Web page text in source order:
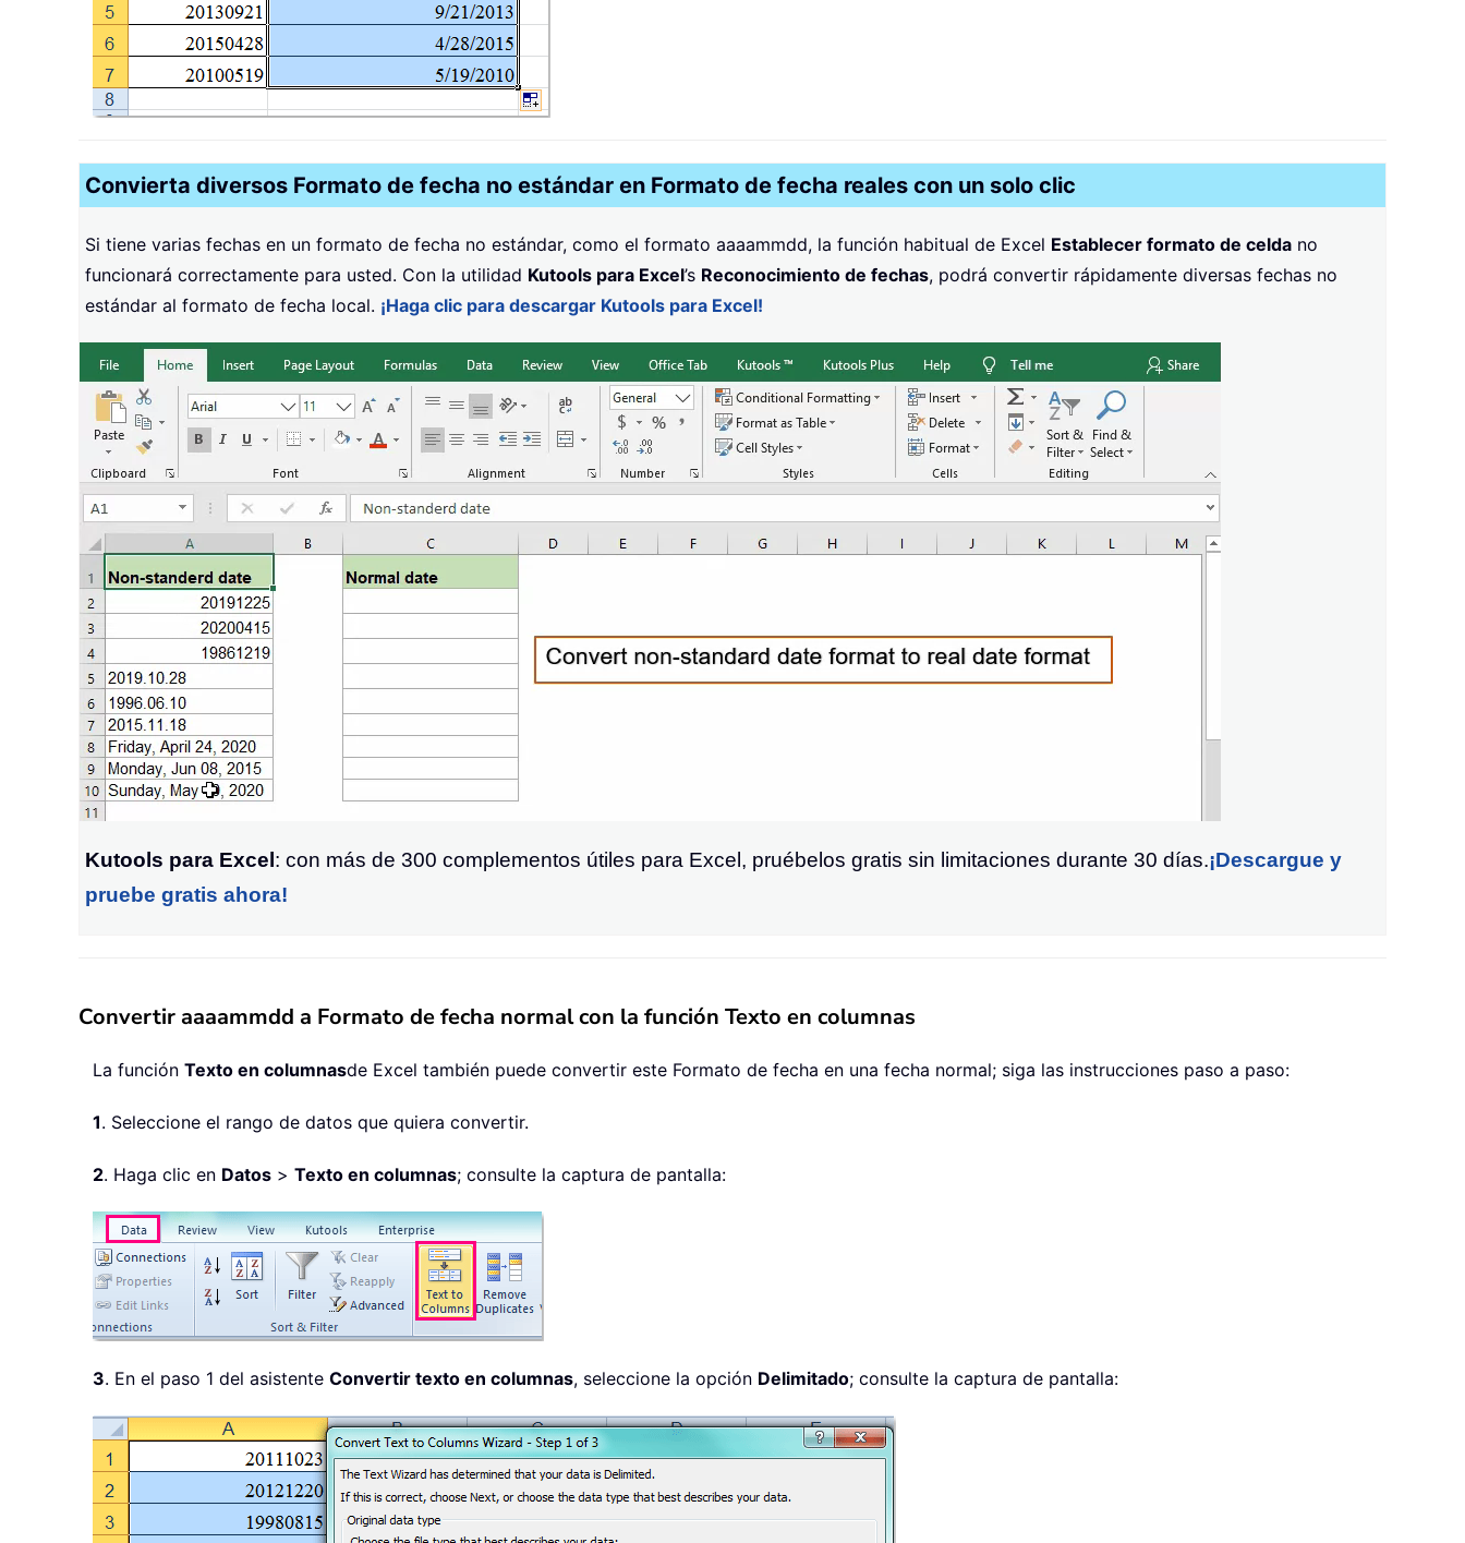
Convierta diversos Formato de fecha no estándar en Formato de fecha reales con un solo clic
Si tiene varias fechas en un formato de fecha no estándar, como el formato aaaammdd, la función habitual de Excel Establecer formato de celda no
funcionará correctamente para usted. Con la utilidad Kutools para Excel’s Reconocimiento de fechas, podrá convertir rápidamente diversas fechas no
estándar al formato de fecha local. ¡Haga clic para descargar Kutools para Excel!
Kutools para Excel : con más de 300 complementos útiles para Excel, pruébelos gratis sin limitaciones durante 30 días.¡Descargue y
pruebe gratis ahora!
Convertir aaaammdd a Formato de fecha normal con la función Texto en columnas
La función Texto en columnasde Excel también puede convertir este Formato de fecha en una fecha normal; siga las instrucciones paso a paso:
1. Seleccione el rango de datos que quiera convertir.
2. Haga clic en Datos > Texto en columnas; consulte la captura de pantalla:
3. En el paso 1 del asistente Convertir texto en columnas, seleccione la opción Delimitado; consulte la captura de pantalla: